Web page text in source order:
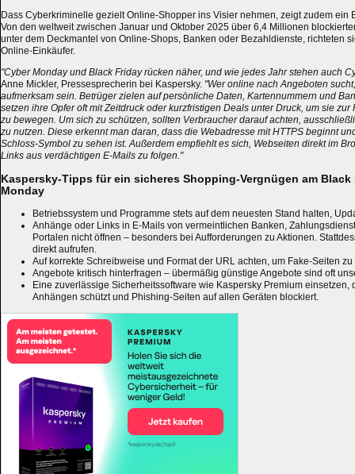
Dass Cyberkriminelle gezielt Online-Shopper ins Visier nehmen, zeigt zudem ein
Von den weltweit zwischen Januar und Oktober 2025 über 6,4 Millionen
unter dem Deckmantel von Online-Shops, Banken oder Bezahldienste, richteten
Online-Einkäufer.
"Cyber Monday und Black Friday rücken näher, und wie jedes Jahr stehen auch
Anne Mickler, Pressesprecherin bei Kaspersky. "Wer online nach Angeboten
aufmerksam sein. Betrüger zielen auf persönliche Daten, Kartennummern und
setzen ihre Opfer oft mit Zeitdruck oder kurzfristigen Deals unter Druck, um sie
zu bewegen. Um sich zu schützen, sollten Verbraucher darauf achten,
zu nutzen. Diese erkennt man daran, dass die Webadresse mit HTTPS beginnt
Schloss-Symbol zu sehen ist. Außerdem empfiehlt es sich, Webseiten direkt im
Links aus verdächtigen E-Mails zu folgen."
Kaspersky-Tipps für ein sicheres Shopping-Vergnügen am Black
Monday
Betriebssystem und Programme stets auf dem neuesten Stand halten,
Anhänge oder Links in E-Mails von vermeintlichen Banken,
Portalen nicht öffnen – besonders bei Aufforderungen zu Aktionen.
direkt aufrufen.
Auf korrekte Schreibweise und Format der URL achten, um Fake-Seiten
Angebote kritisch hinterfragen – übermäßig günstige Angebote sind oft
Eine zuverlässige Sicherheitssoftware wie Kaspersky Premium einsetzen,
Anhängen schützt und Phishing-Seiten auf allen Geräten blockiert.